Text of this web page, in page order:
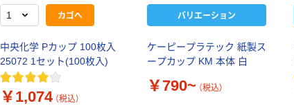
カゴへ
中央化学 Pカップ 100枚入
25072 1セット(100枚入)
￥1,074 （税込）
バリエーション
ケーピープラテック 紙製ス
ープカップ KM 本体 白
￥790~ （税込）